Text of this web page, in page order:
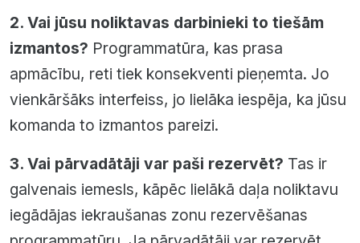
2. Vai jūsu noliktavas darbinieki to tiešām
izmantos? Programmatūra, kas prasa
apmācību, reti tiek konsekventi pieņemta. Jo
vienkāršāks interfeiss, jo lielāka iespēja, ka jūsu
komanda to izmantos pareizi.
3. Vai pārvadātāji var paši rezervēt? Tas ir
galvenais iemesls, kāpēc lielākā daļa noliktavu
iegādājas iekraušanas zonu rezervēšanas